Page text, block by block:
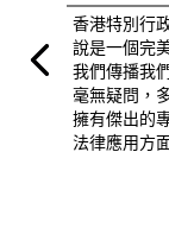
香港特別行
說是一個完
我們傳播我
毫無疑問，
擁有傑出的
法律應用方